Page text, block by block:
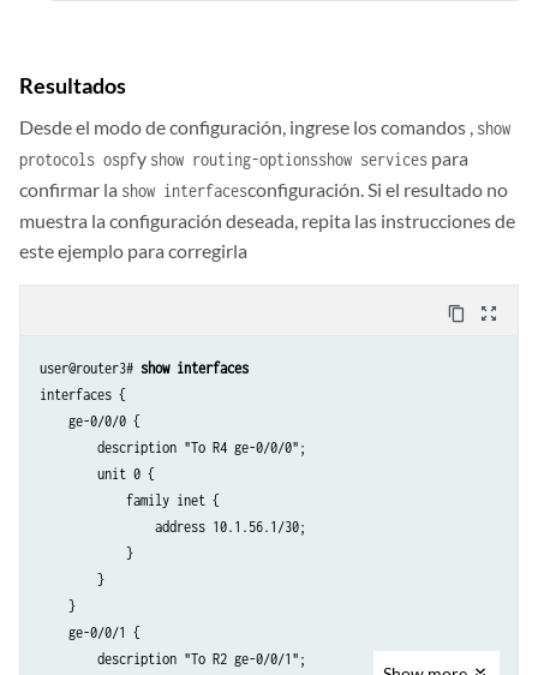
Resultados
Desde el modo de configuración, ingrese los comandos , show
protocols ospfy show routing-optionsshow services para
confirmar la show interfacesconfiguración. Si el resultado no
muestra la configuración deseada, repita las instrucciones de
este ejemplo para corregirla
content_copy zoom_out_map
user@router3# show interfaces
interfaces {
    ge-0/0/0 {
        description "To R4 ge-0/0/0";
        unit 0 {
            family inet {
                address 10.1.56.1/30;
            }
        }
    }
    ge-0/0/1 {
        description "To R2 ge-0/0/1";